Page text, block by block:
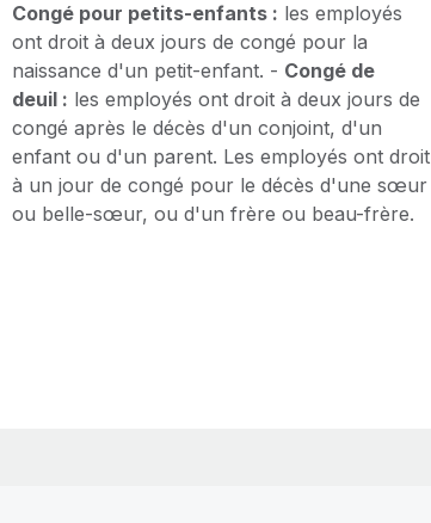
Congé pour petits-enfants : les employés
ont droit à deux jours de congé pour la
naissance d'un petit-enfant. - Congé de
deuil : les employés ont droit à deux jours de
congé après le décès d'un conjoint, d'un
enfant ou d'un parent. Les employés ont droit
à un jour de congé pour le décès d'une sœur
ou belle-sœur, ou d'un frère ou beau-frère.